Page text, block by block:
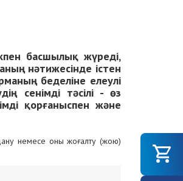
басшылық жүреді,
нәтижесінде істен
беделіне елеулі
сенімді тәсілі - өз
қорғаныспен және
немесе оны жоғалту (жою)